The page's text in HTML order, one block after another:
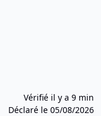
Vérifié il y a 9 min
Déclaré le 05/08/2026